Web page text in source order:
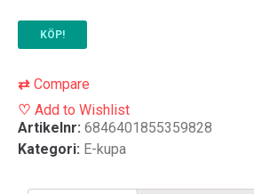
KÖP!
⇄ Compare
♡ Add to Wishlist
Artikelnr: 6846401855359828
Kategori: E-kupa